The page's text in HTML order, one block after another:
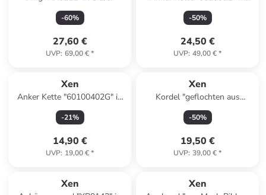
-60%
27,60 €
UVP: 69,00 €*
Gold
-50%
24,50 €
UVP: 49,00 €*
Xen
Anker Kette "60100402G" in
Silber
-21%
14,90 €
UVP: 19,00 €*
Xen
Kordel "geflochten aus
Microfaser blau" in Blau
-50%
19,50 €
UVP: 39,00 €*
Xen Xen